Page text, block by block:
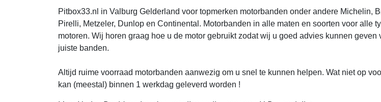
Pitbox33.nl in Valburg Gelderland voor topmerken motorbanden onder andere Michelin,
Pirelli, Metzeler, Dunlop en Continental. Motorbanden in alle maten en soorten voor alle
motoren. Wij horen graag hoe u de motor gebruikt zodat wij u goed advies kunnen geven
juiste banden.
Altijd ruime voorraad motorbanden aanwezig om u snel te kunnen helpen. Wat niet op
kan (meestal) binnen 1 werkdag geleverd worden !